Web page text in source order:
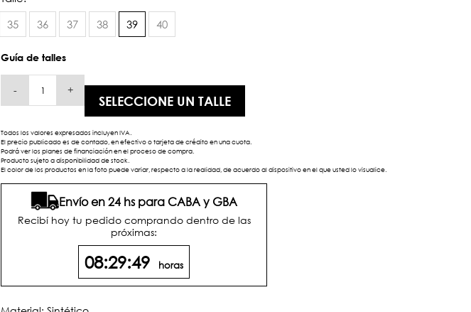
35 36 37 38 39 40
Guía de talles
- +
SELECCIONE UN TALLE
Todos los valores expresados incluyen IVA.
El precio publicado es de contado, en efectivo o tarjeta de crédito en una cuota.
Podrá ver los planes de financiación en el proceso de compra.
Producto sujeto a disponibilidad de stock.
El color de los productos en la foto puede variar, respecto a la realidad, de acuerdo al dispositivo en el que usted lo visualice.
Envío en 24 hs para CABA y GBA
Recibí hoy tu pedido comprando dentro de las
próximas:
08:29:49 horas